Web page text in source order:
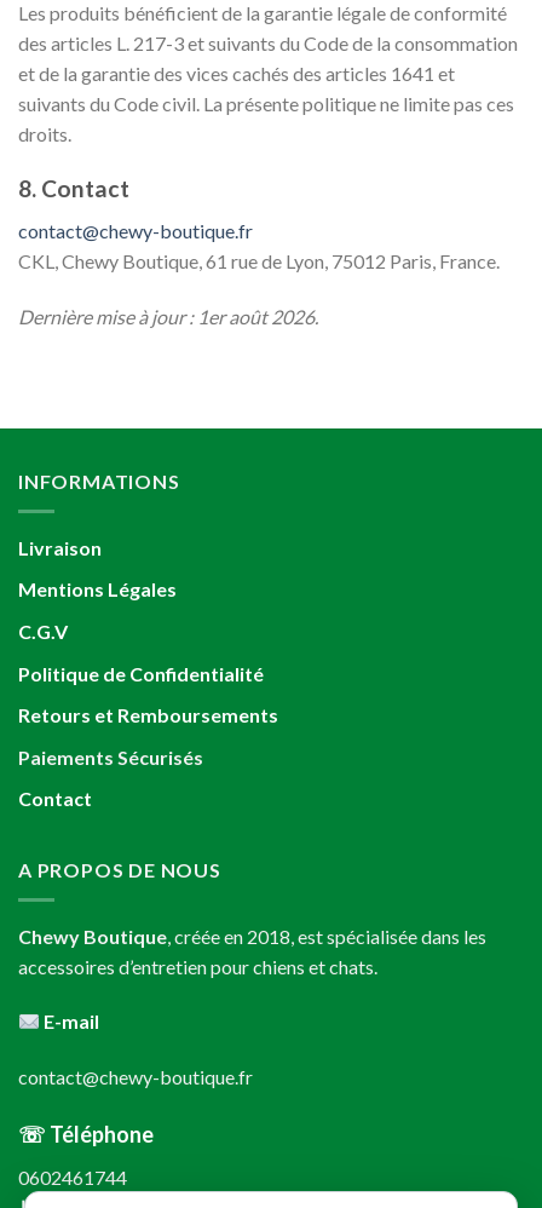
Les produits bénéficient de la garantie légale de conformité
des articles L. 217-3 et suivants du Code de la consommation
et de la garantie des vices cachés des articles 1641 et
suivants du Code civil. La présente politique ne limite pas ces
droits.
8. Contact
contact@chewy-boutique.fr
CKL, Chewy Boutique, 61 rue de Lyon, 75012 Paris, France.
Dernière mise à jour : 1er août 2026.
INFORMATIONS
Livraison
Mentions Légales
C.G.V
Politique de Confidentialité
Retours et Remboursements
Paiements Sécurisés
Contact
A PROPOS DE NOUS
Chewy Boutique , créée en 2018, est spécialisée dans les
accessoires d’entretien pour chiens et chats.
E-mail
contact@chewy-boutique.fr
☏ Téléphone
0602461744